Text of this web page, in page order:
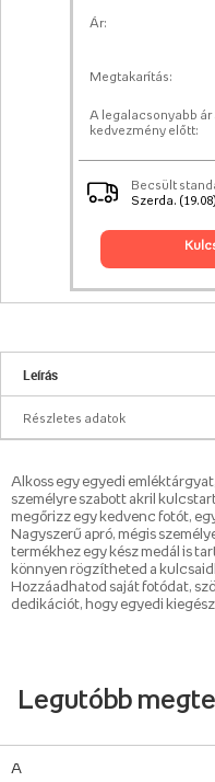
Ár:
Megtakarítás:
A legalacsonyabb ár
kedvezmény előtt:
Becsült
Szerda. (19.08)
Leírás
Részletes adatok
Alkoss egy egyedi
személyre szabott akril
megőrizz egy kedvenc fotót,
Nagyszerű apró, mégis
termékhez egy kész medál is
könnyen rögzítheted a
Hozzáadhatod saját fotódat,
dedikációt, hogy egyedi
Legutóbb
A